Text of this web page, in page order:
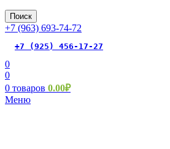
Поиск
+7 (963) 693-74-72
+7 (925) 456-17-27
0
0
0 товаров 0.00₽
Меню